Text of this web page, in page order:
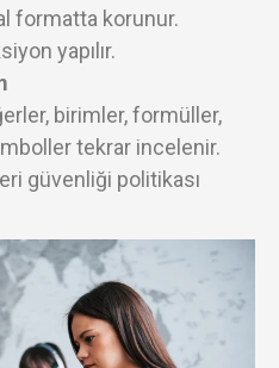
formatta korunur.
yapılır.
birimler, formüller,
tekrar incelenir.
güvenliği politikası